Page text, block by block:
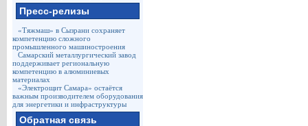
Пресс-релизы
«Тяжмаш» в Сызрани сохраняет
компетенцию сложного
промышленного машиностроения
Самарский металлургический завод
поддерживает региональную
компетенцию в алюминиевых
материалах
«Электрощит Самара» остаётся
важным производителем оборудования
для энергетики и инфраструктуры
Обратная связь